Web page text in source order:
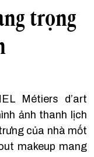
trọng
Métiers d’art
ảnh thanh lịch
của nhà mốt
makeup mang